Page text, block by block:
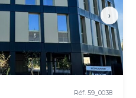
›
Réf. 59_0038